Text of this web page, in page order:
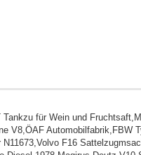
für Wein und
V8,ÖAF Automobilfabrik,FBW
F16